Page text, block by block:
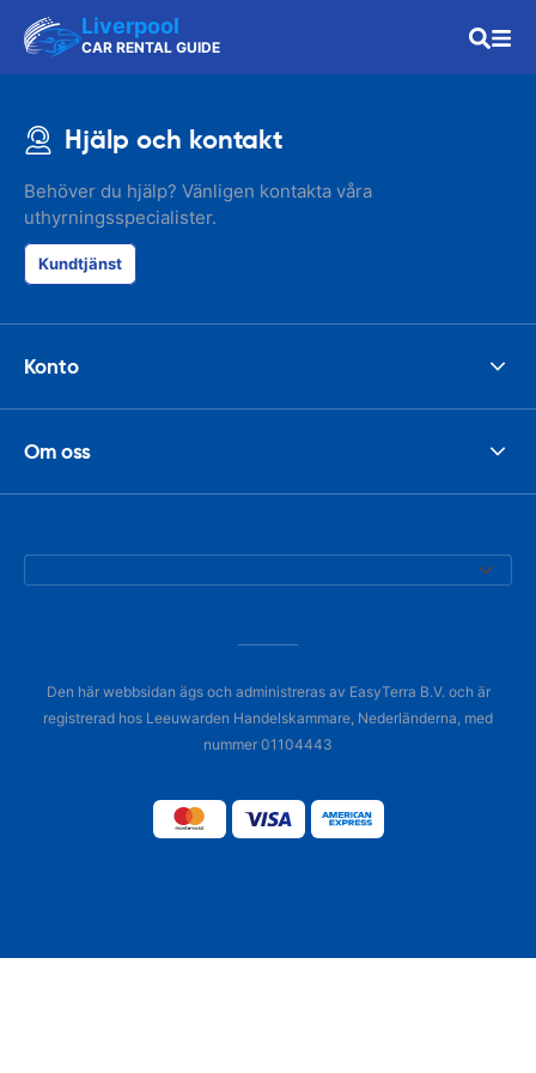
Liverpool
CAR RENTAL GUIDE
Hjälp och kontakt
Behöver du hjälp? Vänligen kontakta våra
uthyrningsspecialister.
Kundtjänst
Konto
Om oss
Den här webbsidan ägs och administreras av EasyTerra B.V. och är
registrerad hos Leeuwarden Handelskammare, Nederländerna, med
nummer 01104443